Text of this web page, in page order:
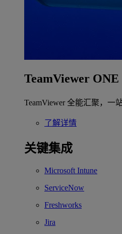
TeamViewer ONE
TeamViewer 全能汇聚，一
了解详情
关键集成
Microsoft Intune
ServiceNow
Freshworks
Jira